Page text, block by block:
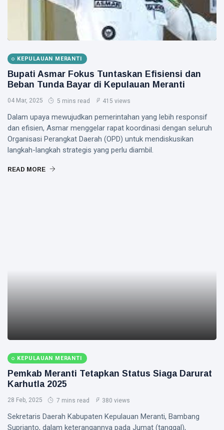
KEPULAUAN MERANTI
Bupati Asmar Fokus Tuntaskan Efisiensi dan
Beban Tunda Bayar di Kepulauan Meranti
04 Mar, 2025 5 mins read 415 views
Dalam upaya mewujudkan pemerintahan yang lebih responsif
dan efisien, Asmar menggelar rapat koordinasi dengan seluruh
Organisasi Perangkat Daerah (OPD) untuk mendiskusikan
langkah-langkah strategis yang perlu diambil.
READ MORE
KEPULAUAN MERANTI
Pemkab Meranti Tetapkan Status Siaga Darurat
Karhutla 2025
28 Feb, 2025 7 mins read 380 views
Sekretaris Daerah Kabupaten Kepulauan Meranti, Bambang
Suprianto, dalam keterangannya pada Jumat (tanggal),